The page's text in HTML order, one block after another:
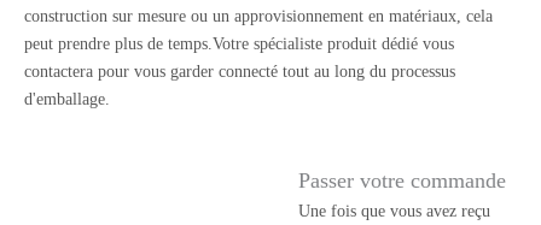
construction sur mesure ou un approvisionnement en matériaux, cela
peut prendre plus de temps.Votre spécialiste produit dédié vous
contactera pour vous garder connecté tout au long du processus
d'emballage.
Passer votre commande
Une fois que vous avez reçu